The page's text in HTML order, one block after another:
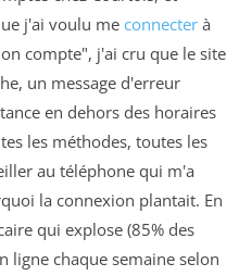
j'ai voulu me connecter à
compte", j'ai cru que le site
un message d'erreur
en dehors des horaires
les méthodes, toutes les
au téléphone qui m'a
la connexion plantait. En
qui explose (85% des
ligne chaque semaine selon